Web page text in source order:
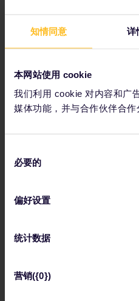
知情同意 详
本网站使用 cookie
我们利用 cookie 对内容和广
媒体功能，并与合作伙伴合作
必要的
偏好设置
统计数据
营销({0})
5. 丹麦哥本哈根
在10月31日前的三周时间里，
座万圣节奇幻世界，您可以